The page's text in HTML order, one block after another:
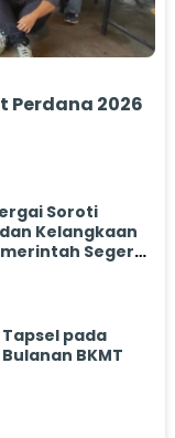
Perdana 2026
Soroti
Kelangkaan
Segera
pada
BKMT